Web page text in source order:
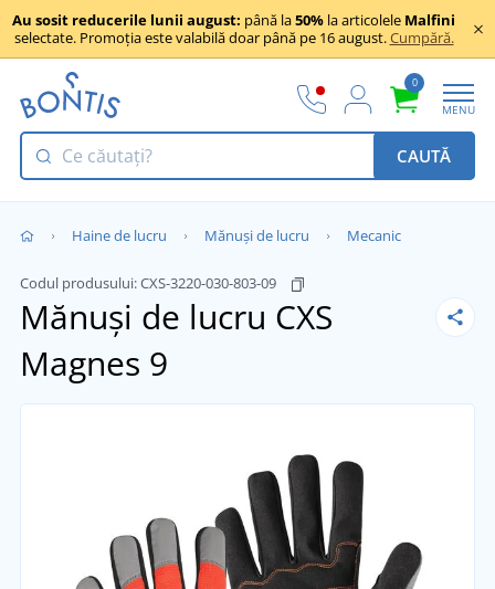
Au sosit reducerile lunii august: până la50% la articolele Malfini
selectate. Promoția este valabilă doar până pe 16 august.Cumpără.
0
MENU
CAUTĂ
Haine de lucru Mănuși de lucru Mecanic
Codul produsului:CXS-3220-030-803-09
Mănuși de lucru CXS
Magnes 9